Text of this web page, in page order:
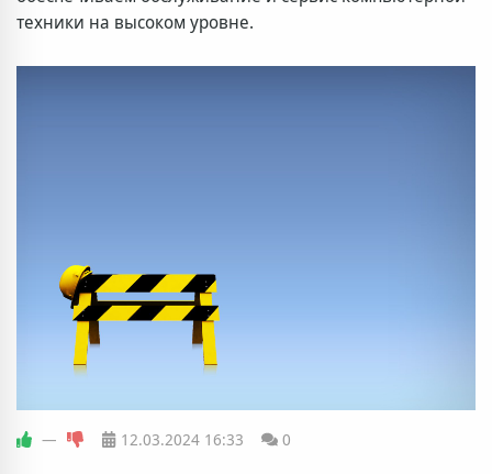
техники на высоком уровне.
— 12.03.2024 16:33 0